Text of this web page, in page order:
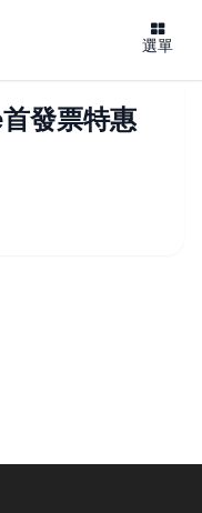
選單
發票特惠